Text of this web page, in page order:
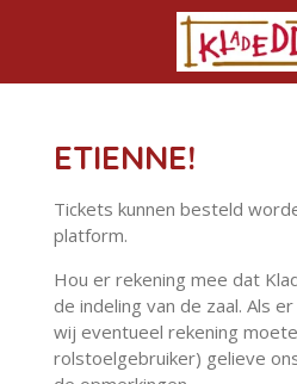
ETIENNE!
Tickets kunnen besteld
platform.
Hou er rekening mee dat
de indeling van de zaal. Als
wij eventueel rekening
rolstoelgebruiker) gelieve